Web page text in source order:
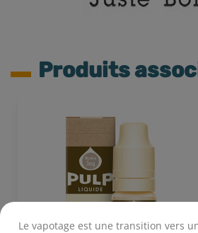
Le vapotage est une transition vers
Produits